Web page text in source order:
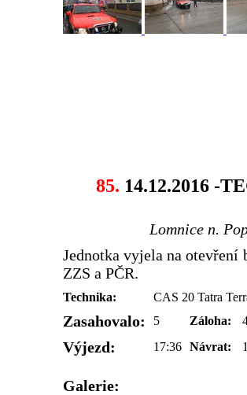
85. 14.12.2016 -
Lomnice n.
Jednotka vyjela na otevření
ZZS a PČR.
Technika: CAS 20 Tatra
Zasahovalo: 5 Záloha:
Výjezd: 17:36 Návrat:
Galerie: